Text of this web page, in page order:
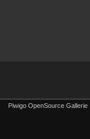
Piwigo OpenSource Gallerie